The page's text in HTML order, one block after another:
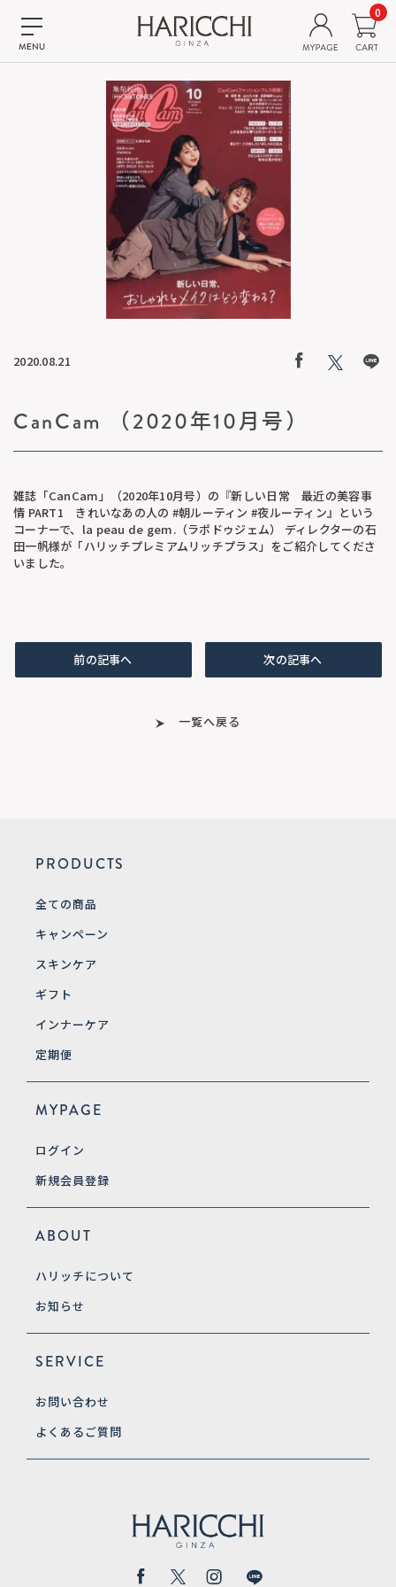
0
2020.08.21
CanCam （2020年10月号）
雑誌「CanCam」（2020年10月号）の『新しい日常 最近の美容事
情 PART1 きれいなあの人の #朝ルーティン #夜ルーティン』という
コーナーで、la peau de gem.（ラポドゥジェム） ディレクターの 石
田一帆様が「ハリッチプレミアムリッチプラス」をご紹介してくださ
いました。
前の記事へ
一覧へ戻る
次の記事へ
PRODUCTS
全ての商品
キャンペーン
スキンケア
ギフト
インナーケア
定期便
MYPAGE
ログイン
新規会員登録
ABOUT
ハリッチについて
お知らせ
SERVICE
お問い合わせ
よくあるご質問